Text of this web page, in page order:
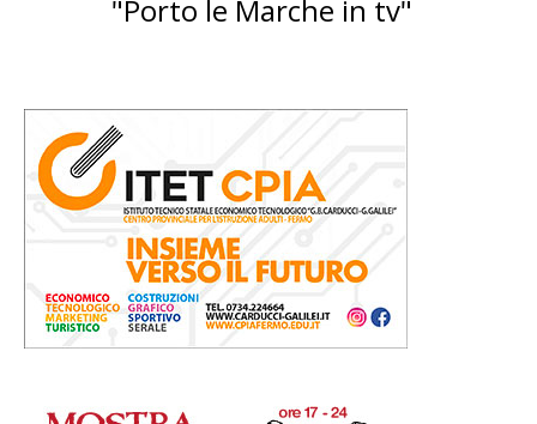
"Porto le Marche in tv"